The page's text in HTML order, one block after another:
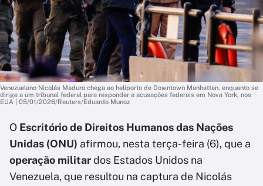
Venezuelano Nicolás Maduro chega ao heliporto de Downtown Manhattan, enquanto se
dirige a um tribunal federal para responder a acusações federais em Nova York, nos
EUA | 05/01/2026/Reuters/Eduardo Munoz
O Escritório de Direitos Humanos das Nações
Unidas (ONU) afirmou, nesta terça-feira (6), que a
operação militardos Estados Unidos na
Venezuela, que resultou na captura de Nicolás